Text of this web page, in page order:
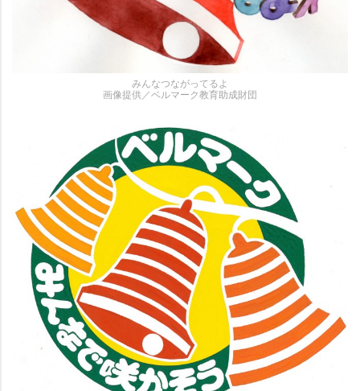
みんなつながってるよ
画像提供／ベルマーク教育助成財団